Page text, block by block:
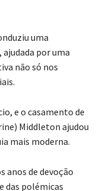
uma
por uma
não só nos
e o casamento de
Middleton ajudou
mais moderna.
anos de devoção
das polémicas